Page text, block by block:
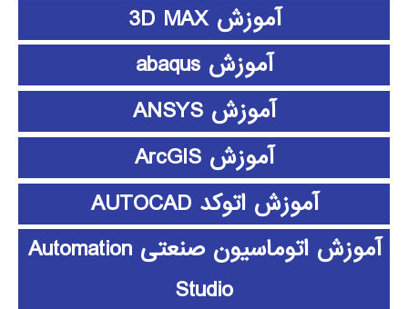
آموزش 3D MAX
آموزش abaqus
آموزش ANSYS
آموزش ArcGIS
آموزش اتوکد AUTOCAD
آموزش اتوماسیون صنعتی Automation
Studio